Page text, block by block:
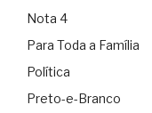
Nota 4
Para Toda a Família
Política
Preto-e-Branco